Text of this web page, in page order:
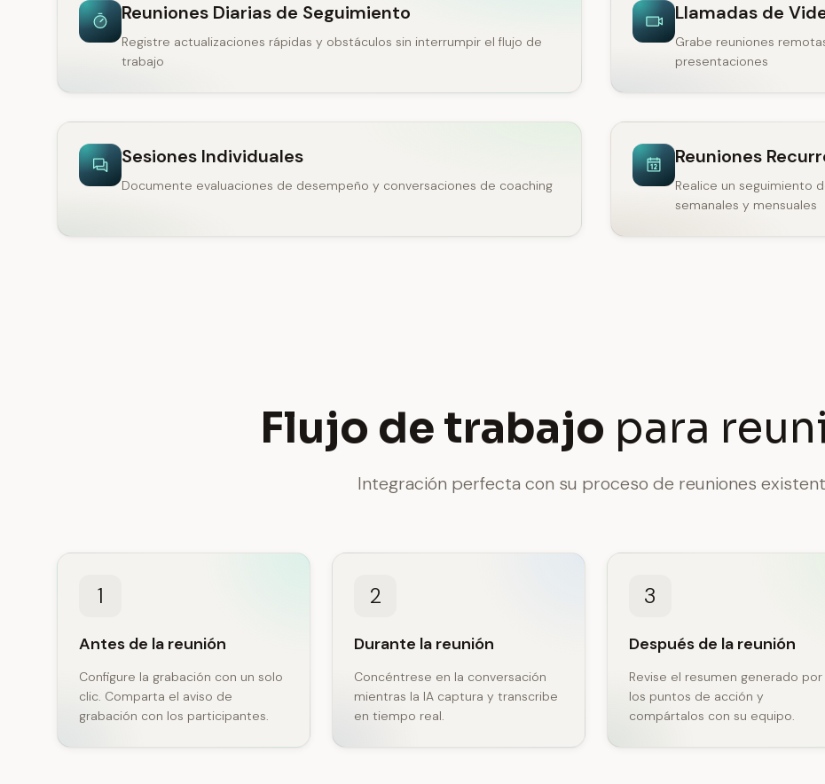
Reuniones Diarias de Seguimiento
Registre actualizaciones rápidas y obstáculos sin interrumpir el flujo de
trabajo
Llamadas de
Grabe reuniones
presentaciones
Sesiones Individuales
Documente evaluaciones de desempeño y conversaciones de coaching
Reuniones
Realice un seguimiento
semanales y mensuales
Flujo de trabajo para
Integración perfecta con su proceso de reuniones
1
Antes de la reunión
Configure la grabación con un solo
clic. Comparta el aviso de
grabación con los participantes.
2
Durante la reunión
Concéntrese en la conversación
mientras la IA captura y transcribe
en tiempo real.
3
Después de la reunión
Revise el resumen generado por
los puntos de acción y
compártalos con su equipo.